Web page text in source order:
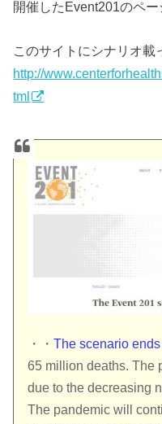
開催したEvent201のペー
このサイトにシナリオ載
http://
tml
・・The scenario
65 million deaths. The
due to the decreasing
The pandemic will